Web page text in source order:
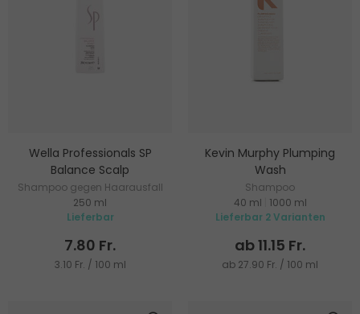
Wella Professionals SP
Balance Scalp
Shampoo gegen Haarausfall
250 ml
Lieferbar
7.80 Fr.
3.10 Fr. / 100 ml
Kevin Murphy Plumping
Wash
Shampoo
40 ml
1000 ml
Lieferbar 2 Varianten
ab 11.15 Fr.
ab 27.90 Fr. / 100 ml